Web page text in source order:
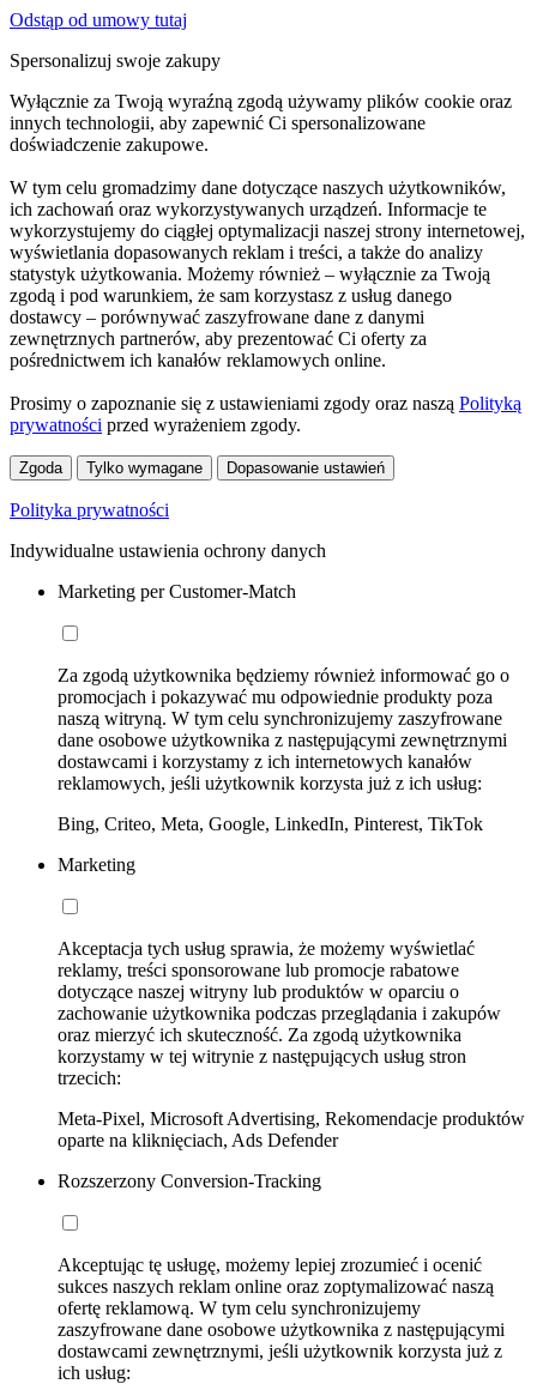
Odstąp od umowy tutaj
Spersonalizuj swoje zakupy
Wyłącznie za Twoją wyraźną zgodą używamy plików cookie oraz
innych technologii, aby zapewnić Ci spersonalizowane
doświadczenie zakupowe.
W tym celu gromadzimy dane dotyczące naszych użytkowników,
ich zachowań oraz wykorzystywanych urządzeń. Informacje te
wykorzystujemy do ciągłej optymalizacji naszej strony internetowej,
wyświetlania dopasowanych reklam i treści, a także do analizy
statystyk użytkowania. Możemy również – wyłącznie za Twoją
zgodą i pod warunkiem, że sam korzystasz z usług danego
dostawcy – porównywać zaszyfrowane dane z danymi
zewnętrznych partnerów, aby prezentować Ci oferty za
pośrednictwem ich kanałów reklamowych online.
Prosimy o zapoznanie się z ustawieniami zgody oraz naszą Polityką
prywatności przed wyrażeniem zgody.
Zgoda Tylko wymagane Dopasowanie ustawień
Polityka prywatności
Indywidualne ustawienia ochrony danych
Marketing per Customer-Match
Za zgodą użytkownika będziemy również informować go o
promocjach i pokazywać mu odpowiednie produkty poza
naszą witryną. W tym celu synchronizujemy zaszyfrowane
dane osobowe użytkownika z następującymi zewnętrznymi
dostawcami i korzystamy z ich internetowych kanałów
reklamowych, jeśli użytkownik korzysta już z ich usług:
Bing, Criteo, Meta, Google, LinkedIn, Pinterest, TikTok
Marketing
Akceptacja tych usług sprawia, że możemy wyświetlać
reklamy, treści sponsorowane lub promocje rabatowe
dotyczące naszej witryny lub produktów w oparciu o
zachowanie użytkownika podczas przeglądania i zakupów
oraz mierzyć ich skuteczność. Za zgodą użytkownika
korzystamy w tej witrynie z następujących usług stron
trzecich:
Meta-Pixel, Microsoft Advertising, Rekomendacje produktów
oparte na kliknięciach, Ads Defender
Rozszerzony Conversion-Tracking
Akceptując tę usługę, możemy lepiej zrozumieć i ocenić
sukces naszych reklam online oraz zoptymalizować naszą
ofertę reklamową. W tym celu synchronizujemy
zaszyfrowane dane osobowe użytkownika z następującymi
dostawcami zewnętrznymi, jeśli użytkownik korzysta już z
ich usług: